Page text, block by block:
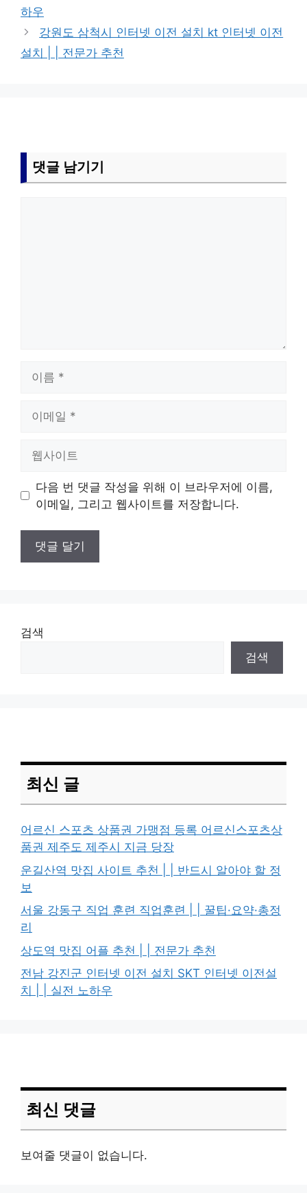
하우
강원도 삼척시 인터넷 이전 설치 kt 인터넷 이전
설치 | | 전문가 추천
댓글 남기기
트
다음 번 댓글 작성을 위해 이 브라우저에 이름,
이메일, 그리고 웹사이트를 저장합니다.
검색
검색
최신 글
어르신 스포츠 상품권 가맹점 등록 어르신스포츠상
품권 제주도 제주시 지금 당장
운길산역 맛집 사이트 추천 | | 반드시 알아야 할 정
보
서울 강동구 직업 훈련 직업훈련 | | 꿀팁·요약·총정
리
상도역 맛집 어플 추천 | | 전문가 추천
전남 강진군 인터넷 이전 설치 SKT 인터넷 이전설
치 | | 실전 노하우
최신 댓글
보여줄 댓글이 없습니다.